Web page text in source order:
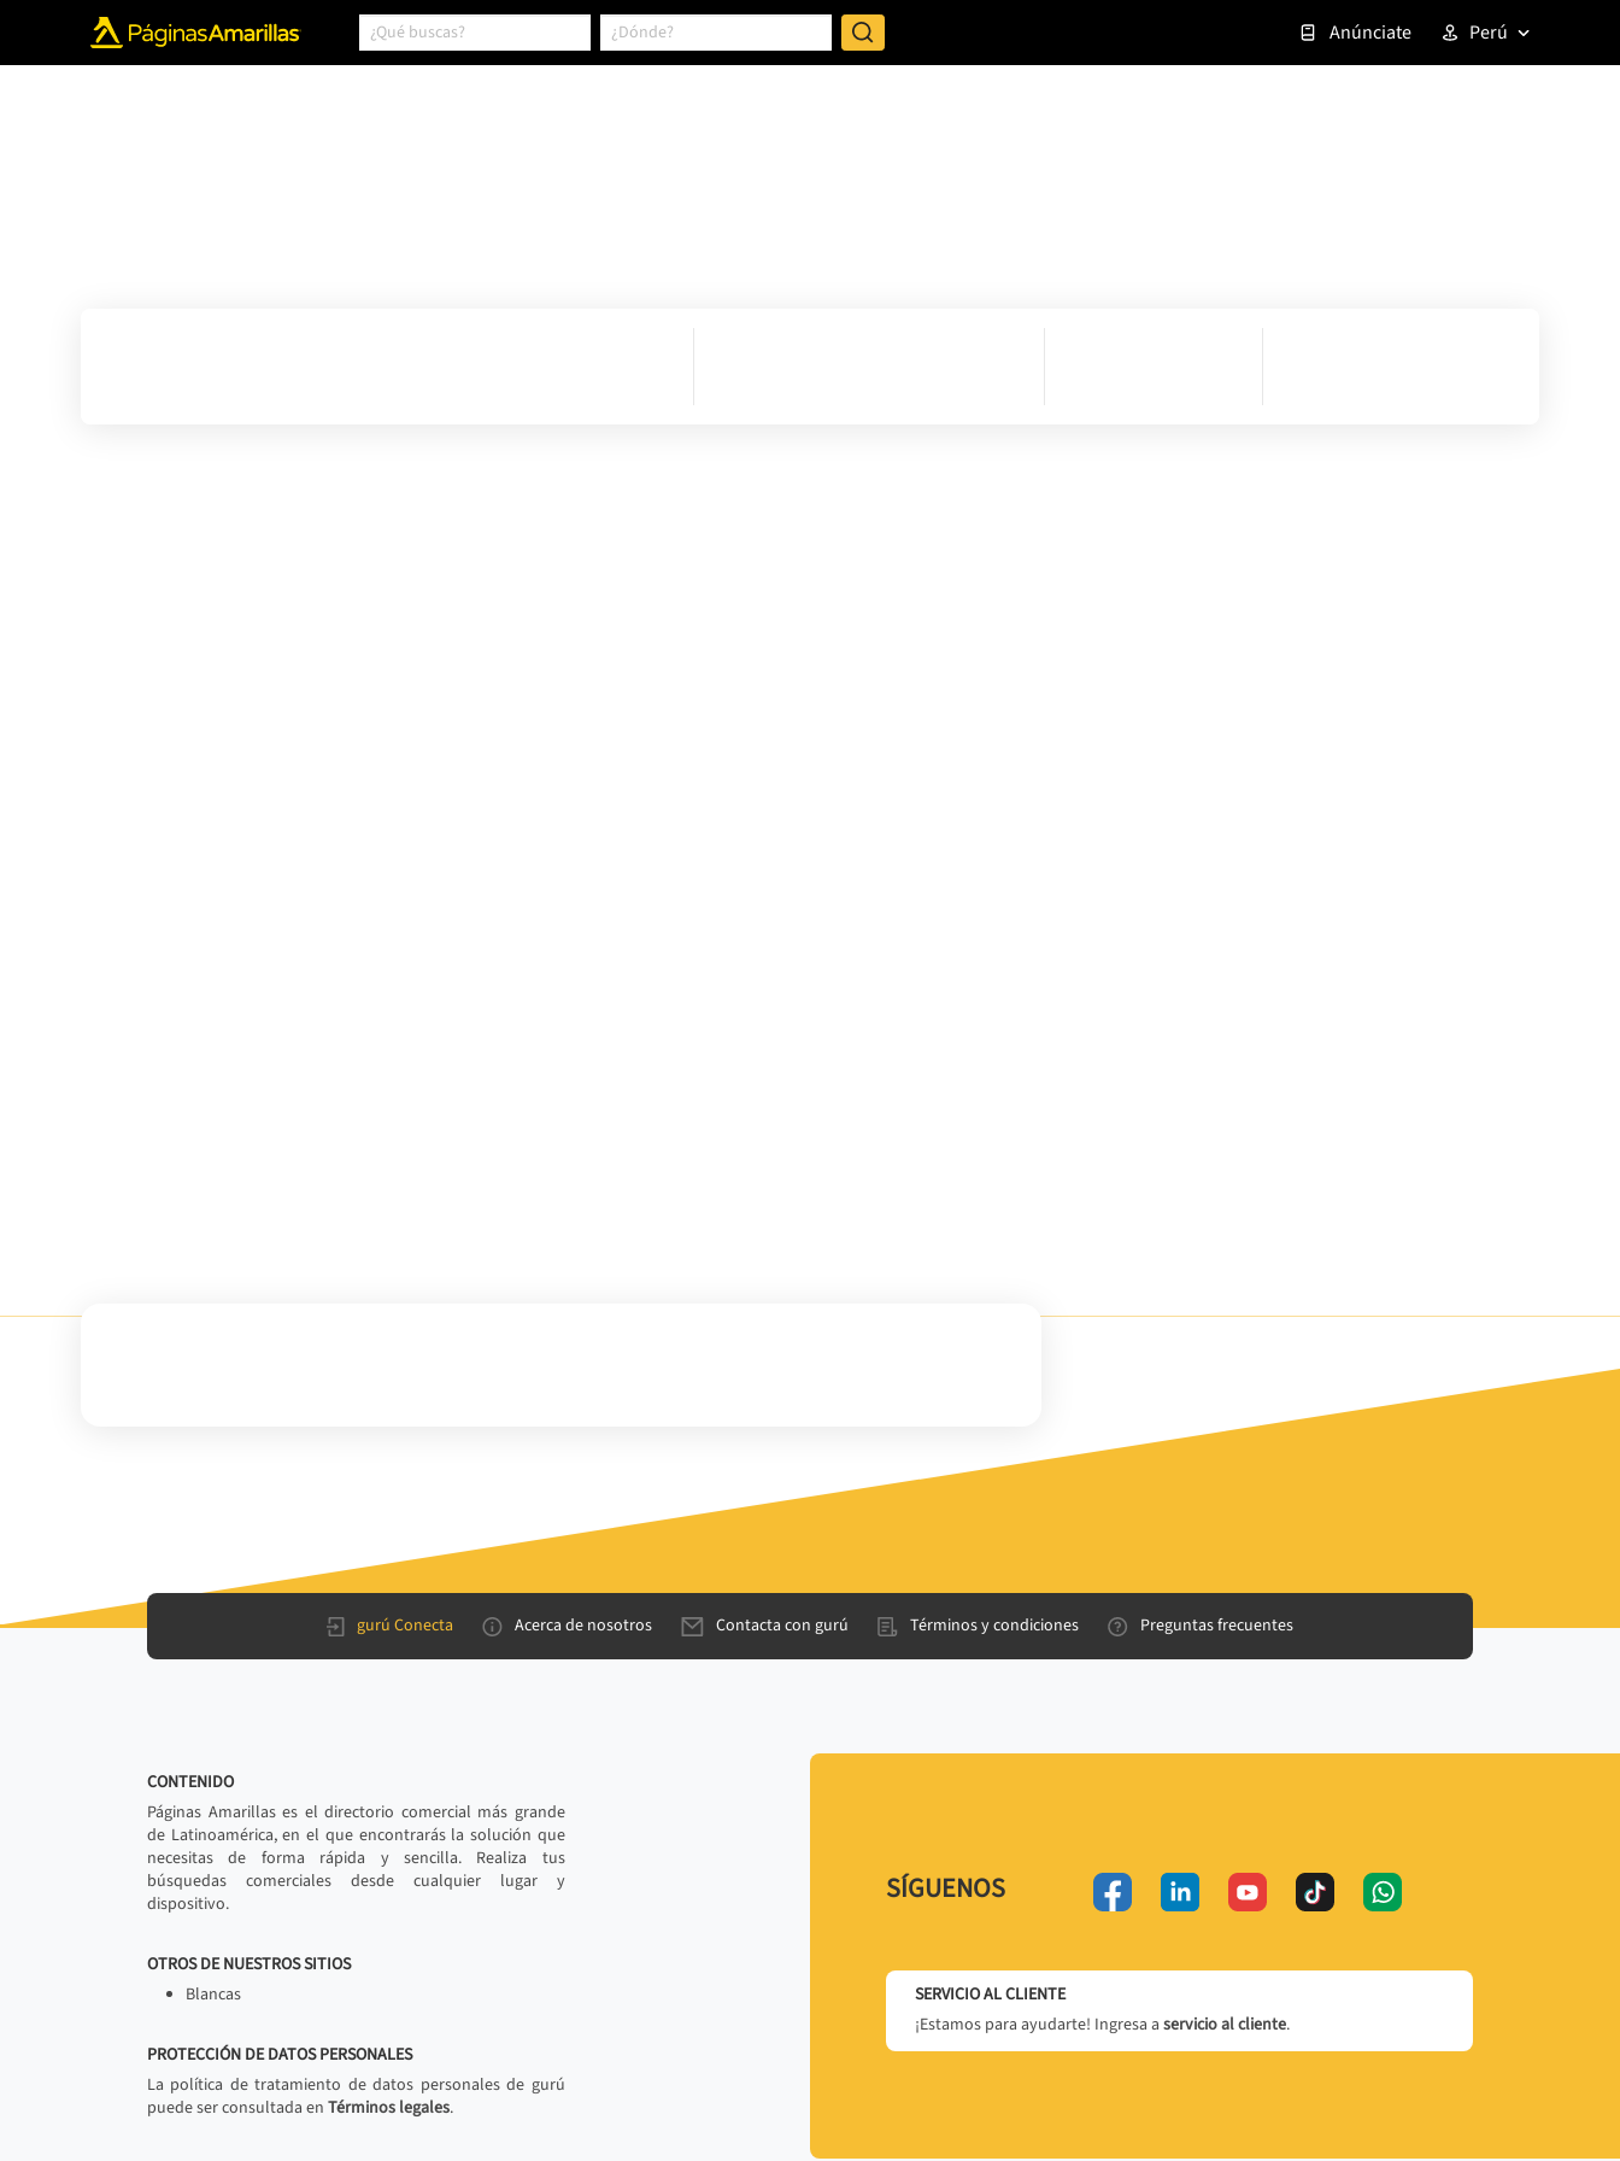
Anúnciate Perú
gurú Conecta Acerca de nosotros Contacta con gurú Términos y condiciones Preguntas frecuentes
CONTENIDO
Páginas Amarillas es el directorio comercial más grande
de Latinoamérica, en el que encontrarás la solución que
necesitas de forma rápida y sencilla. Realiza tus
búsquedas comerciales desde cualquier lugar y
dispositivo.
OTROS DE NUESTROS SITIOS
Blancas
PROTECCIÓN DE DATOS PERSONALES
La política de tratamiento de datos personales de gurú
puede ser consultada en Términos legales.
SÍGUENOS
SERVICIO AL CLIENTE
¡Estamos para ayudarte! Ingresa a servicio al cliente.